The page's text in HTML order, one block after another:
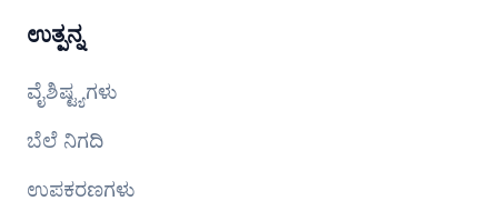
ಉತ್ಪನ್ನ
ವೈಶಿಷ್ಟ್ಯಗಳು
ಬೆಲೆ ನಿಗದಿ
ಉಪಕರಣಗಳು